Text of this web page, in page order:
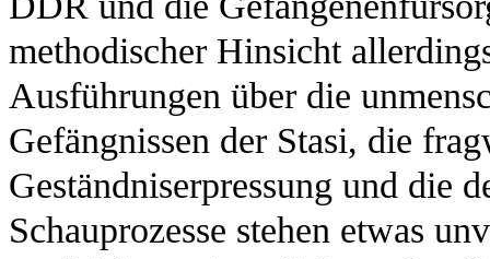
methodischer Hinsicht
Ausführungen über die
Gefängnissen der Stasi, die
Geständniserpressung und die
Schauprozesse stehen etwas